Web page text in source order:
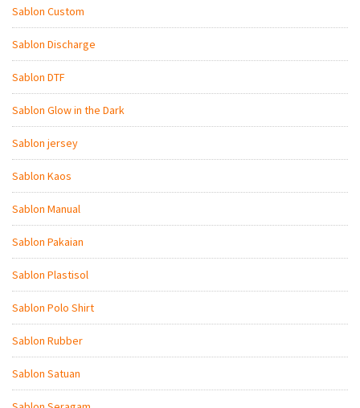
Sablon Custom
Sablon Discharge
Sablon DTF
Sablon Glow in the Dark
Sablon jersey
Sablon Kaos
Sablon Manual
Sablon Pakaian
Sablon Plastisol
Sablon Polo Shirt
Sablon Rubber
Sablon Satuan